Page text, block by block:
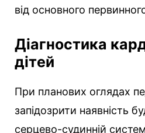
від основного
Діагностика
дітей
При планових оглядах
запідозрити наявність
серцево-судинній